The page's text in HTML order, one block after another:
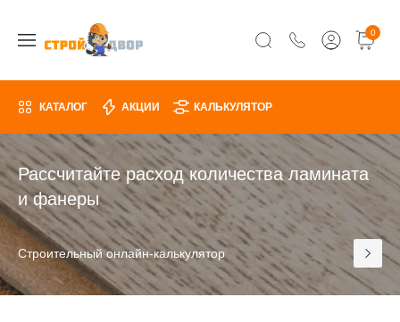
0
КАТАЛОГ АКЦИИ КАЛЬКУЛЯТОР
Рассчитайте расход количества ламината
и фанеры
Строительный онлайн-калькулятор